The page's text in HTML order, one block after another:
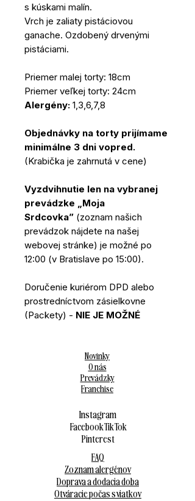
s kúskami malín.
Vrch je zaliaty pistáciovou
ganache. Ozdobený drvenými
pistáciami.
Priemer malej torty: 18cm
Priemer veľkej torty: 24cm
Alergény: 1,3,6,7,8
Objednávky na torty prijímame
minimálne 3 dni vopred.
(Krabička je zahrnutá v cene)
Vyzdvihnutie len na vybranej
prevádzke „Moja
Srdcovka” (zoznam našich
prevádzok nájdete na našej
webovej stránke) je možné po
12:00 (v Bratislave po 15:00).
Doručenie kuriérom DPD alebo
prostredníctvom zásielkovne
(Packety) - NIE JE MOŽNÉ
Novinky
O nás
Prevádzky
Franchise
Instagram
FacebookTik Tok
Pinterest
FAQ
Zoznam alergénov
Doprava a dodacia doba
Otváracie počas sviatkov